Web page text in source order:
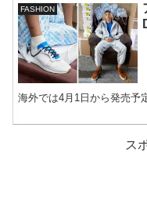
FASHION
海外では4月1日から発売予
ス